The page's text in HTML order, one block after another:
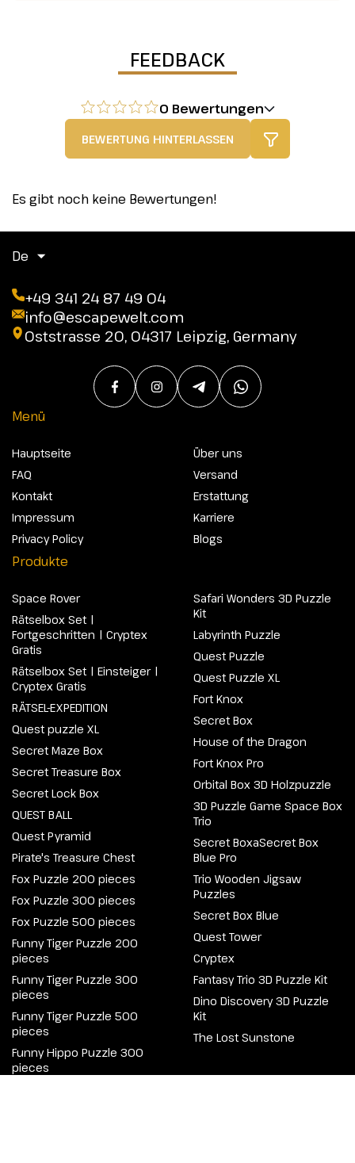
FEEDBACK
0 Bewertungen
BEWERTUNG HINTERLASSEN
Es gibt noch keine Bewertungen!
De
+49 341 24 87 49 04
info@escapewelt.com
Oststrasse 20, 04317 Leipzig, Germany
Menü
Hauptseite
FAQ
Kontakt
Impressum
Privacy Policy
Über uns
Versand
Erstattung
Karriere
Blogs
Produkte
Space Rover
Rätselbox Set |
Fortgeschritten | Cryptex
Gratis
Rätselbox Set | Einsteiger |
Cryptex Gratis
RÄTSEL-EXPEDITION
Quest puzzle XL
Secret Maze Box
Secret Treasure Box
Secret Lock Box
QUEST BALL
Quest Pyramid
Pirate's Treasure Chest
Fox Puzzle 200 pieces
Fox Puzzle 300 pieces
Fox Puzzle 500 pieces
Funny Tiger Puzzle 200
pieces
Funny Tiger Puzzle 300
pieces
Funny Tiger Puzzle 500
pieces
Funny Hippo Puzzle 300
pieces
Safari Wonders 3D Puzzle
Kit
Labyrinth Puzzle
Quest Puzzle
Quest Puzzle XL
Fort Knox
Secret Box
House of the Dragon
Fort Knox Pro
Orbital Box 3D Holzpuzzle
3D Puzzle Game Space Box
Trio
Secret BoxaSecret Box
Blue Pro
Trio Wooden Jigsaw
Puzzles
Secret Box Blue
Quest Tower
Cryptex
Fantasy Trio 3D Puzzle Kit
Dino Discovery 3D Puzzle
Kit
The Lost Sunstone